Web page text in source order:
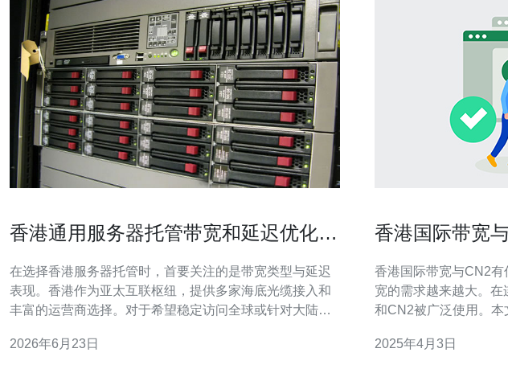
香港通用服务器托管带宽和延迟优化实
在选择香港服务器托管时，首要关注的是带宽类型与延迟
表现。香港作为亚太互联枢纽，提供多家海底光缆接入和
丰富的运营商选择。对于希望稳定访问全球或针对大陆用
房，这能在路由出现问题时实现快速切换，降低丢包与抖
2026年6月23日
香港国际带宽
香港国际带宽与CN2有何不同 随着互联网的
宽的需求越来越大。
和CN2被广泛使用。
区的网络通信能力。它
2025年4月3日